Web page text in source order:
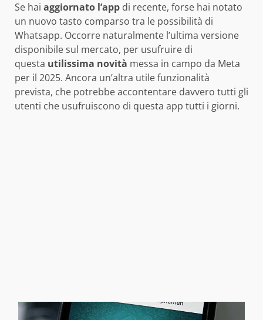
Se hai aggiornato l’app di recente, forse hai notato
un nuovo tasto comparso tra le possibilità di
Whatsapp. Occorre naturalmente l’ultima versione
disponibile sul mercato, per usufruire di
questa utilissima novità messa in campo da Meta
per il 2025. Ancora un’altra utile funzionalità
prevista, che potrebbe accontentare davvero tutti gli
utenti che usufruiscono di questa app tutti i giorni.